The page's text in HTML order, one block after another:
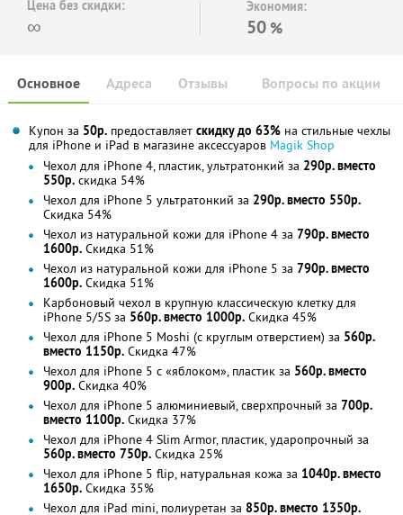
Цена без скидки:
∞
Экономия:
50 %
Основное Отзывы Вопросы по акции
Адреса
Купон за 50р. предоставляет скидку до 63% на стильные чехлы
для iPhone и iPad в магазине аксессуаров Magik Shop
Чехол для iPhone 4, пластик, ультратонкий за 290р. вместо
550р. скидка 54%
Чехол для iPhone 5 ультратонкий за 290р. вместо 550р.
Скидка 54%
Чехол из натуральной кожи для iPhone 4 за 790р. вместо
1600р. Скидка 51%
Чехол из натуральной кожи для iPhone 5 за 790р. вместо
1600р. Скидка 51%
Карбоновый чехол в крупную классическую клетку для
iPhone 5/5S за 560р. вместо 1000р. Скидка 45%
Чехол для iPhone 5 Moshi (c круглым отверстием) за 560р.
вместо 1150р. Скидка 47%
Чехол для iPhone 5 с «яблоком», пластик за 560р. вместо
900р. Скидка 40%
Чехол для iPhone 5 алюминиевый, сверхпрочный за 700р.
вместо 1100р. Скидка 37%
Чехол для iPhone 4 Slim Armor, пластик, ударопрочный за
560р. вместо 750р. Скидка 25%
Чехол для iPhone 5 flip, натуральная кожа за 1040р. вместо
1650р. Скидка 35%
Чехол для iPad mini, полиуретан за 850р. вместо 1350р.